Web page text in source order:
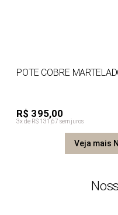
POTE COBRE
R$ 395,00
3x de R$ 131,67 sem juros
Veja mais